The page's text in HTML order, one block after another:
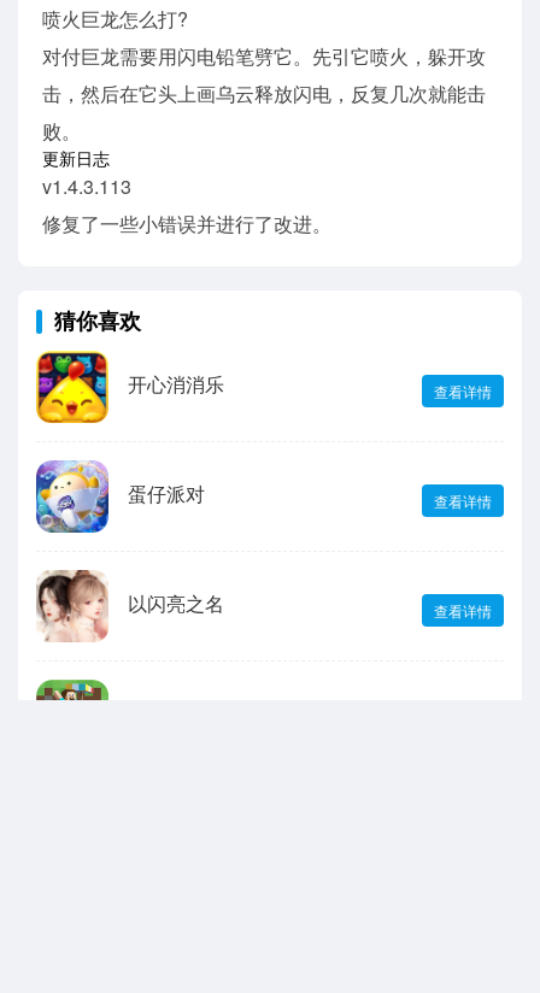
喷火巨龙怎么打?
对付巨龙需要用闪电铅笔劈它。先引它喷火，躲开攻
击，然后在它头上画乌云释放闪电，反复几次就能击
败。
更新日志
v1.4.3.113
修复了一些小错误并进行了改进。
猜你喜欢
开心消消乐 查看详情
蛋仔派对 查看详情
以闪亮之名 查看详情